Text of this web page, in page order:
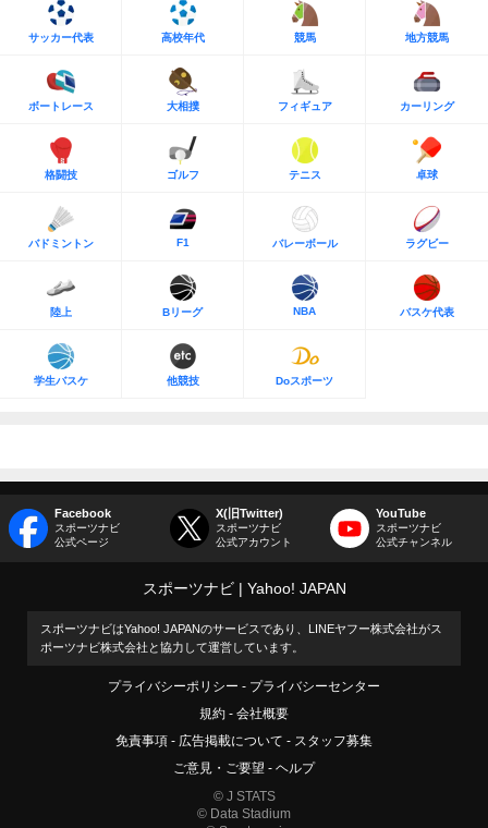
サッカー代表 高校年代 競馬 地方競馬
ボートレース 大相撲 フィギュア カーリング
格闘技 ゴルフ テニス 卓球
バドミントン F1 バレーボール ラグビー
陸上 Bリーグ NBA バスケ代表
学生バスケ 他競技 Doスポーツ
Facebook
スポーツナビ
公式ページ
X(旧Twitter)
スポーツナビ
公式アカウント
YouTube
スポーツナビ
公式チャンネル
スポーツナビ Yahoo! JAPAN
スポーツナビはYahoo! JAPANのサービスであり、LINEヤフー株式会社がス
ポーツナビ株式会社と協力して運営しています。
プライバシーポリシー
プライバシーセンター
規約
会社概要
免責事項
広告掲載について
スタッフ募集
ご意見・ご要望
ヘルプ
© J STATS
© Data Stadium